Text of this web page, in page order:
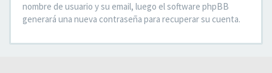
nombre de usuario y su email, luego el software phpBB
generará una nueva contraseña para recuperar su cuenta.